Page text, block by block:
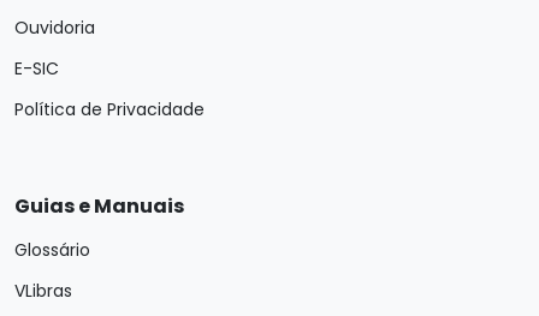
Ouvidoria
E-SIC
Política de Privacidade
Guias e Manuais
Glossário
VLibras